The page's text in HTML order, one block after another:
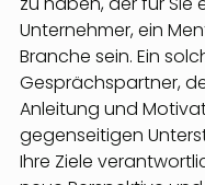
Unternehmer, ein
Branche sein. Ein
Gesprächspartner,
Anleitung und
gegenseitigen
Ihre Ziele